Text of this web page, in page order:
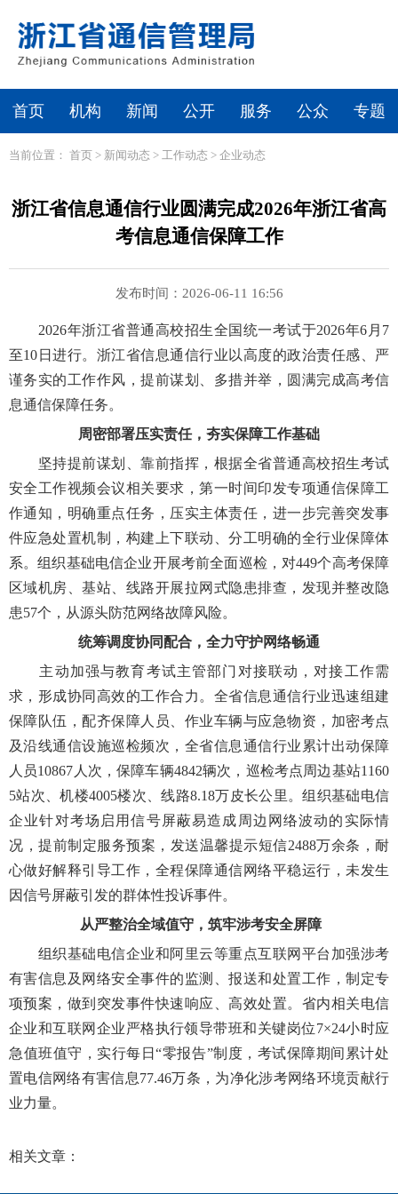
首页 机构 新闻 公开 服务 公众 专题
当前位置： 首页 > 新闻动态 > 工作动态 > 企业动态
浙江省信息通信行业圆满完成2026年浙江省高
考信息通信保障工作
发布时间：2026-06-11 16:56
2026年浙江省普通高校招生全国统一考试于2026年6月7
至10日进行。浙江省信息通信行业以高度的政治责任感、严
谨务实的工作作风，提前谋划、多措并举，圆满完成高考信
息通信保障任务。
周密部署压实责任，夯实保障工作基础
坚持提前谋划、靠前指挥，根据全省普通高校招生考试
安全工作视频会议相关要求，第一时间印发专项通信保障工
作通知，明确重点任务，压实主体责任，进一步完善突发事
件应急处置机制，构建上下联动、分工明确的全行业保障体
系。组织基础电信企业开展考前全面巡检，对449个高考保障
区域机房、基站、线路开展拉网式隐患排查，发现并整改隐
患57个，从源头防范网络故障风险。
统筹调度协同配合，全力守护网络畅通
主动加强与教育考试主管部门对接联动，对接工作需
求，形成协同高效的工作合力。全省信息通信行业迅速组建
保障队伍，配齐保障人员、作业车辆与应急物资，加密考点
及沿线通信设施巡检频次，全省信息通信行业累计出动保障
人员10867人次，保障车辆4842辆次，巡检考点周边基站1160
5站次、机楼4005楼次、线路8.18万皮长公里。组织基础电信
企业针对考场启用信号屏蔽易造成周边网络波动的实际情
况，提前制定服务预案，发送温馨提示短信2488万余条，耐
心做好解释引导工作，全程保障通信网络平稳运行，未发生
因信号屏蔽引发的群体性投诉事件。
从严整治全域值守，筑牢涉考安全屏障
组织基础电信企业和阿里云等重点互联网平台加强涉考
有害信息及网络安全事件的监测、报送和处置工作，制定专
项预案，做到突发事件快速响应、高效处置。省内相关电信
企业和互联网企业严格执行领导带班和关键岗位7×24小时应
急值班值守，实行每日“零报告”制度，考试保障期间累计处
置电信网络有害信息77.46万条，为净化涉考网络环境贡献行
业力量。
相关文章：